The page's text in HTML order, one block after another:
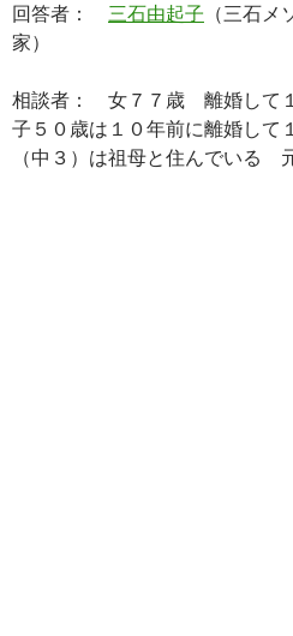
回答者： 三石由起子 （三石
家）
相談者： 女７７歳 離婚して
子５０歳は１０年前に離婚し
（中３）は祖母と住んでいる